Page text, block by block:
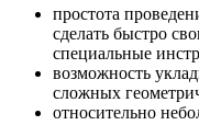
простота
сделать быстро
специальные
возможность
сложных
относительно